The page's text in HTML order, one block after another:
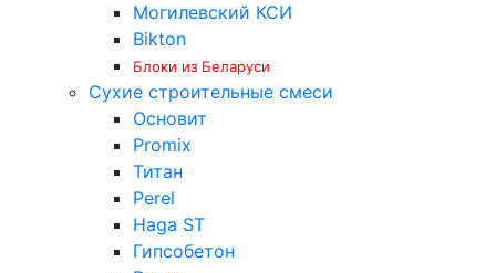
Могилевский КСИ
Bikton
Блоки из Беларуси
Сухие строительные смеси
Основит
Promix
Титан
Perel
Haga ST
Гипсобетон